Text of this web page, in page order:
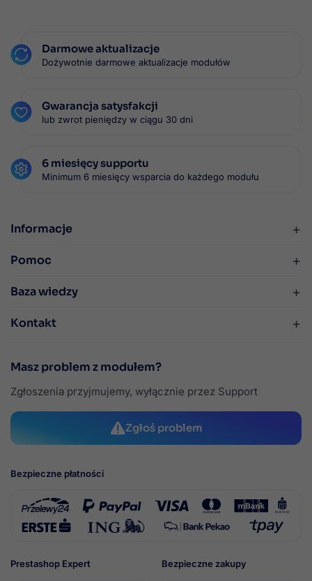
Darmowe aktualizacje
Dożywotnie darmowe aktualizacje modułów
Gwarancja satysfakcji
lub zwrot pieniędzy w ciągu 30 dni
6 miesięcy supportu
Minimum 6 miesięcy wsparcia do każdego modułu
Informacje +
Pomoc +
Baza wiedzy +
Kontakt +
Masz problem z modułem?
Zgłoszenia przyjmujemy, wyłącznie przez Support
Zgłoś problem
Prestashop Expert
Bezpieczne płatności
Bezpieczne zakupy